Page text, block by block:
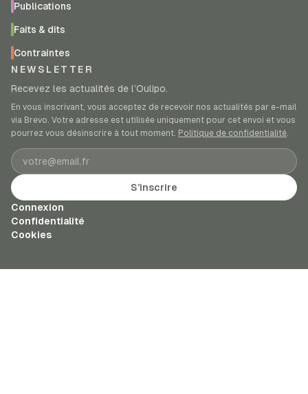
Publications
Faits & dits
Contraintes
NEWSLETTER
Recevez les actualités de l’Oulipo.
En vous inscrivant, vous acceptez de recevoir nos actualités par e-mail
via Brevo. Votre adresse est utilisée uniquement pour cet envoi et vous
pourrez vous désinscrire à tout moment. Politique de confidentialité.
Adresse e-mail
S’inscrire
Connexion
Confidentialité
Cookies